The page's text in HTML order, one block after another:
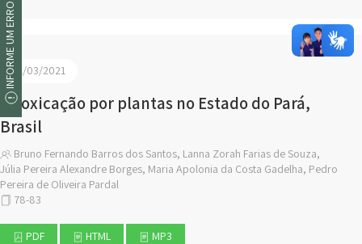
31/03/2021
Intoxicação por plantas no Estado do Pará,
Brasil
Bruno Fernando Barros dos Santos, Lanna Zorah Farias de Souza,
Júlia Pereira Alexandre Borges, Maria Apolonia da Costa Gadelha, Pedro
Pereira de Oliveira Pardal
78-83
PDF HTML MP3
INFORME UM ERRO